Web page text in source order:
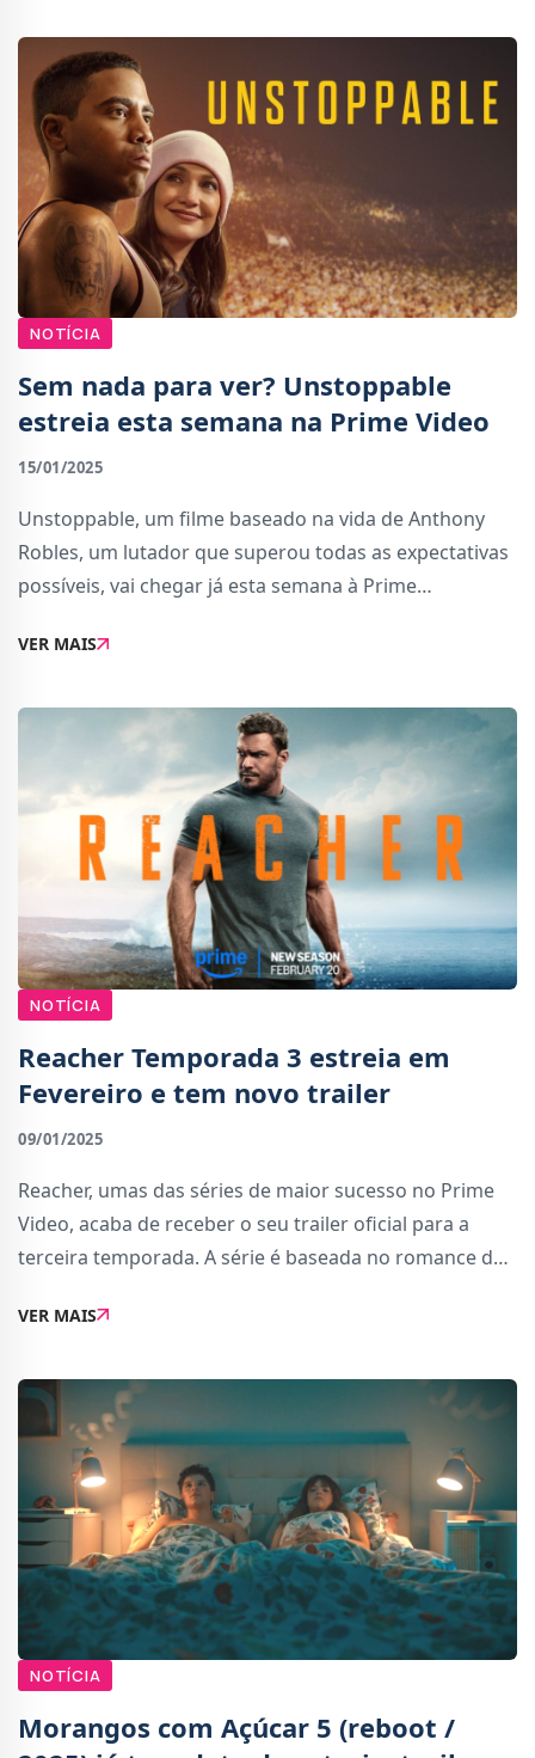
NOTÍCIA
Sem nada para ver? Unstoppable
estreia esta semana na Prime Video
15/01/2025
Unstoppable, um filme baseado na vida de Anthony
Robles, um lutador que superou todas as expectativas
possíveis, vai chegar já esta semana à Prime
Underdog to Undefeated: How I Became a
VER MAIS
NOTÍCIA
Reacher Temporada 3 estreia em
Fevereiro e tem novo trailer
09/01/2025
Reacher, umas das séries de maior sucesso no Prime
Video, acaba de receber o seu trailer oficial para a
terceira temporada. A série é baseada no romance de
sucesso nas audiências da segunda tempor
VER MAIS
NOTÍCIA
Morangos com Açúcar 5 (reboot /